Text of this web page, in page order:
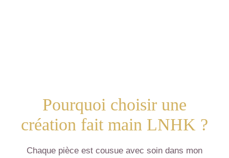
Pourquoi choisir une
création fait main LNHK ?
Chaque pièce est cousue avec soin dans mon